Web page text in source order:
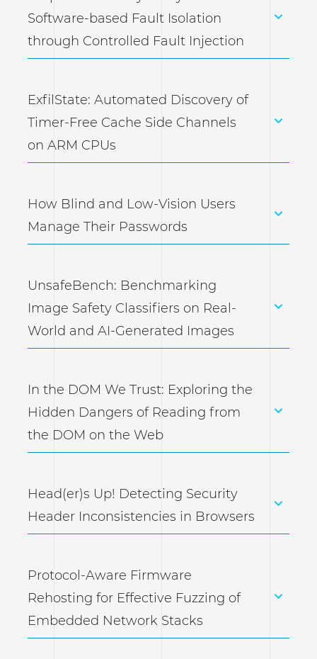
Software-based Fault Isolation
through Controlled Fault Injection
ExfilState: Automated Discovery of
Timer-Free Cache Side Channels
on ARM CPUs
How Blind and Low-Vision Users
Manage Their Passwords
UnsafeBench: Benchmarking
Image Safety Classifiers on Real-
World and AI-Generated Images
In the DOM We Trust: Exploring the
Hidden Dangers of Reading from
the DOM on the Web
Head(er)s Up! Detecting Security
Header Inconsistencies in Browsers
Protocol-Aware Firmware
Rehosting for Effective Fuzzing of
Embedded Network Stacks